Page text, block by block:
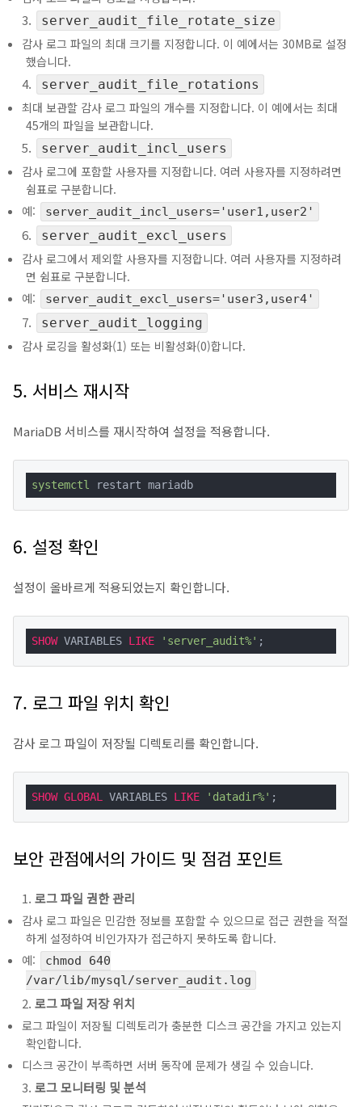
server_audit_file_rotate_size
감사 로그 파일의 최대 크기를 지정합니다. 이 예에서는 30MB로 설정
했습니다.
server_audit_file_rotations
최대 보관할 감사 로그 파일의 개수를 지정합니다. 이 예에서는 최대
45개의 파일을 보관합니다.
server_audit_incl_users
감사 로그에 포함할 사용자를 지정합니다. 여러 사용자를 지정하려면
쉼표로 구분합니다.
예:
server_audit_incl_users='user1,user2'
server_audit_excl_users
감사 로그에서 제외할 사용자를 지정합니다. 여러 사용자를 지정하려
면 쉼표로 구분합니다.
예:
server_audit_excl_users='user3,user4'
server_audit_logging
감사 로깅을 활성화(1) 또는 비활성화(0)합니다.
5. 서비스 재시작
MariaDB 서비스를 재시작하여 설정을 적용합니다.
systemctl restart mariadb
6. 설정 확인
설정이 올바르게 적용되었는지 확인합니다.
SHOW VARIABLES LIKE 'server_audit%' ;
7. 로그 파일 위치 확인
감사 로그 파일이 저장될 디렉토리를 확인합니다.
SHOW GLOBAL VARIABLES LIKE 'datadir%' ;
보안 관점에서의 가이드 및 점검 포인트
로그 파일 권한 관리
감사 로그 파일은 민감한 정보를 포함할 수 있으므로 접근 권한을 적절
하게 설정하여 비인가자가 접근하지 못하도록 합니다.
예:
chmod 640
/var/lib/mysql/server_audit.log
로그 파일 저장 위치
로그 파일이 저장될 디렉토리가 충분한 디스크 공간을 가지고 있는지
확인합니다.
디스크 공간이 부족하면 서버 동작에 문제가 생길 수 있습니다.
로그 모니터링 및 분석